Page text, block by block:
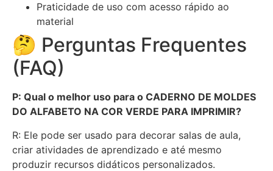
Praticidade de uso com acesso rápido ao
material
🤔 Perguntas Frequentes
(FAQ)
P: Qual o melhor uso para o CADERNO DE MOLDES
DO ALFABETO NA COR VERDE PARA IMPRIMIR?
R: Ele pode ser usado para decorar salas de aula,
criar atividades de aprendizado e até mesmo
produzir recursos didáticos personalizados.